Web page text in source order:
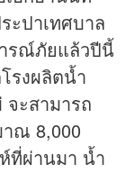
ะปาเทศบาล
รณ์ภัยแล้วปีนี้
รงผลิตน้ำ
ะสามารถ
ณ 8,000
ที่ผ่านมา น้ำ